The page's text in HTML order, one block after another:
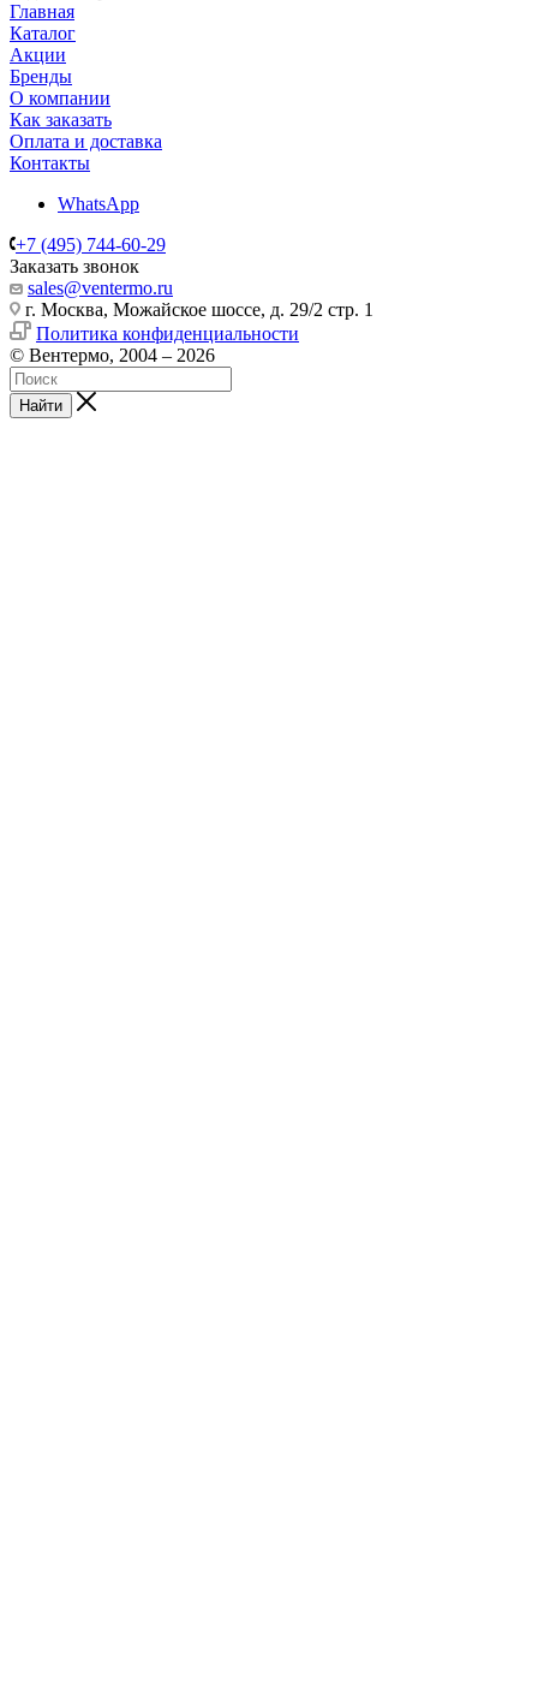
Главная
Каталог
Акции
Бренды
О компании
Как заказать
Оплата и доставка
Контакты
WhatsApp
+7 (495) 744-60-29
Заказать звонок
sales@ventermo.ru
г. Москва, Можайское шоссе, д. 29/2 стр. 1
Политика конфиденциальности
© Вентермо, 2004 – 2026
Найти